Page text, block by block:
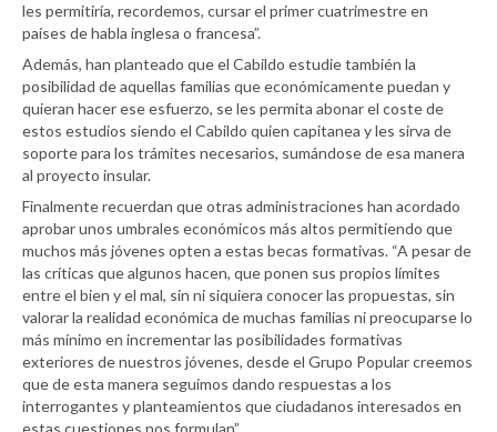
les permitiría, recordemos, cursar el primer cuatrimestre en
países de habla inglesa o francesa”.
Además, han planteado que el Cabildo estudie también la
posibilidad de aquellas familias que económicamente puedan y
quieran hacer ese esfuerzo, se les permita abonar el coste de
estos estudios siendo el Cabildo quien capitanea y les sirva de
soporte para los trámites necesarios, sumándose de esa manera
al proyecto insular.
Finalmente recuerdan que otras administraciones han acordado
aprobar unos umbrales económicos más altos permitiendo que
muchos más jóvenes opten a estas becas formativas. “A pesar de
las críticas que algunos hacen, que ponen sus propios límites
entre el bien y el mal, sin ni siquiera conocer las propuestas, sin
valorar la realidad económica de muchas familias ni preocuparse lo
más mínimo en incrementar las posibilidades formativas
exteriores de nuestros jóvenes, desde el Grupo Popular creemos
que de esta manera seguimos dando respuestas a los
interrogantes y planteamientos que ciudadanos interesados en